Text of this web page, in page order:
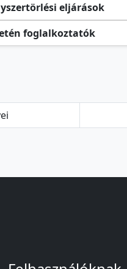
eljárások
foglalkoztatók